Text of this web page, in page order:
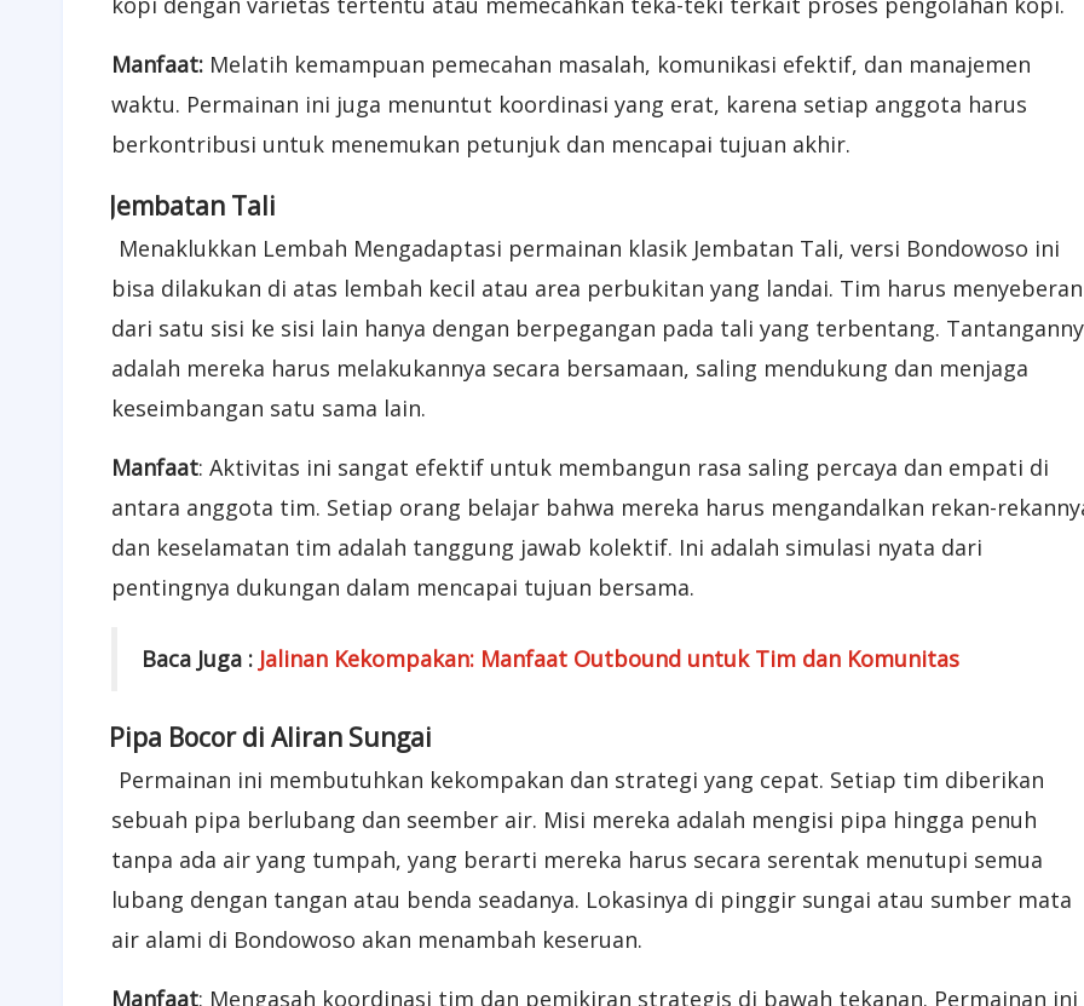
Manfaat: Melatih kemampuan pemecahan masalah, komunikasi efektif, dan manajemen
waktu. Permainan ini juga menuntut koordinasi yang erat, karena setiap anggota harus
berkontribusi untuk menemukan petunjuk dan mencapai tujuan akhir.
Jembatan Tali
Menaklukkan Lembah Mengadaptasi permainan klasik Jembatan Tali, versi Bondowoso ini
bisa dilakukan di atas lembah kecil atau area perbukitan yang landai. Tim harus
dari satu sisi ke sisi lain hanya dengan berpegangan pada tali yang terbentang.
adalah mereka harus melakukannya secara bersamaan, saling mendukung dan menjaga
keseimbangan satu sama lain.
Manfaat: Aktivitas ini sangat efektif untuk membangun rasa saling percaya dan empati di
antara anggota tim. Setiap orang belajar bahwa mereka harus mengandalkan rekan-
dan keselamatan tim adalah tanggung jawab kolektif. Ini adalah simulasi nyata dari
pentingnya dukungan dalam mencapai tujuan bersama.
Baca Juga : Jalinan Kekompakan: Manfaat Outbound untuk Tim dan Komunitas
Pipa Bocor di Aliran Sungai
Permainan ini membutuhkan kekompakan dan strategi yang cepat. Setiap tim diberikan
sebuah pipa berlubang dan seember air. Misi mereka adalah mengisi pipa hingga penuh
tanpa ada air yang tumpah, yang berarti mereka harus secara serentak menutupi semua
lubang dengan tangan atau benda seadanya. Lokasinya di pinggir sungai atau sumber mata
air alami di Bondowoso akan menambah keseruan.
Manfaat: Mengasah koordinasi tim dan pemikiran strategis di bawah tekanan. Permainan ini